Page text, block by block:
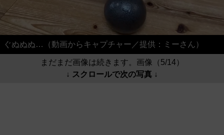
ぐぬぬぬ…（動画からキャプチャー／提供：ミーさん）
まだまだ画像は続きます。画像（5/14）
↓ スクロールで次の写真 ↓